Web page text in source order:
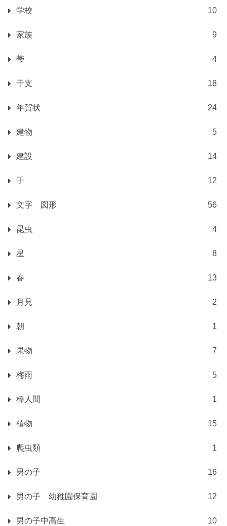
学校 10
家族 9
帯 4
干支 18
年賀状 24
建物 5
建設 14
手 12
文字 図形 56
昆虫 4
星 8
春 13
月見 2
朝 1
果物 7
梅雨 5
棒人間 1
植物 15
爬虫類 1
男の子 16
男の子 幼稚園保育園 12
男の子中高生 10